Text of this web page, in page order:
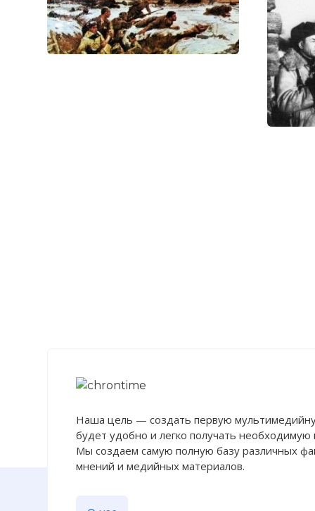
Наша цель — создать первую
будет удобно и легко получать
Мы создаем самую полную базу различных
мнений и медийных материалов.